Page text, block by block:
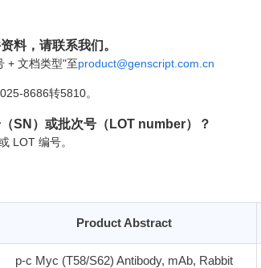
料，请联系我们。
+ 文档类型"至product@genscript.com.cn
8686转5810。
SN）或批次号（LOT number）？
LOT 编号。
Product Abstract
p-c Myc (T58/S62) Antibody, mAb, Rabbit